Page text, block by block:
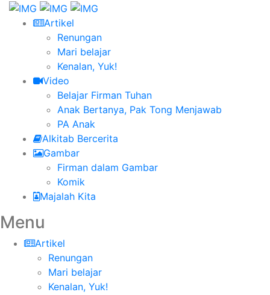
Artikel
Renungan
Mari belajar
Kenalan, Yuk!
Video
Belajar Firman Tuhan
Anak Bertanya, Pak Tong Menjawab
PA Anak
Alkitab Bercerita
Gambar
Firman dalam Gambar
Komik
Majalah Kita
Menu
Artikel
Renungan
Mari belajar
Kenalan, Yuk!